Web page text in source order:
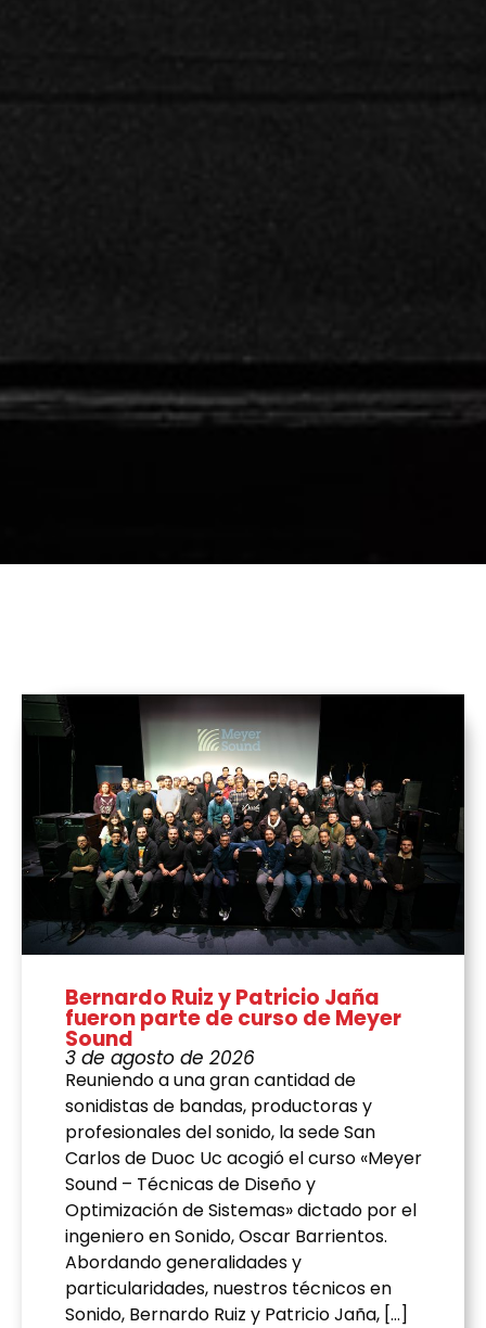
Bernardo Ruiz y Patricio Jaña
fueron parte de curso de Meyer
Sound
3 de agosto de 2026
Reuniendo a una gran cantidad de
sonidistas de bandas, productoras y
profesionales del sonido, la sede San
Carlos de Duoc Uc acogió el curso «Meyer
Sound – Técnicas de Diseño y
Optimización de Sistemas» dictado por el
ingeniero en Sonido, Oscar Barrientos.
Abordando generalidades y
particularidades, nuestros técnicos en
Sonido, Bernardo Ruiz y Patricio Jaña, […]